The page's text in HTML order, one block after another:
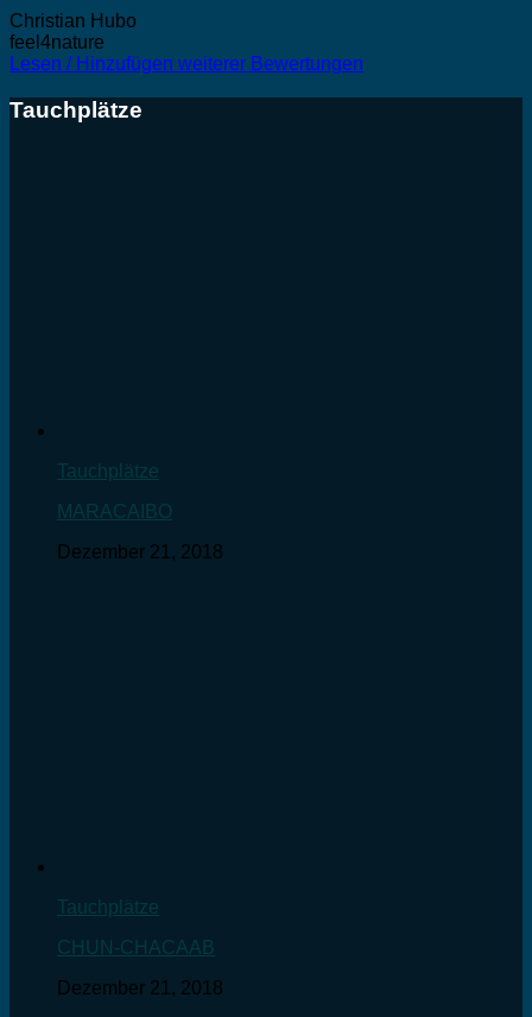
Christian Hubo
feel4nature
Lesen / Hinzufügen weiterer Bewertungen
Tauchplätze
Tauchplätze
MARACAIBO
Dezember 21, 2018
Tauchplätze
CHUN-CHACAAB
Dezember 21, 2018